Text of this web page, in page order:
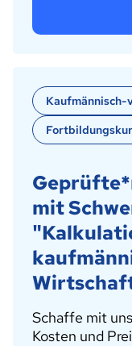
mit
Schaffe mit
Kosten und